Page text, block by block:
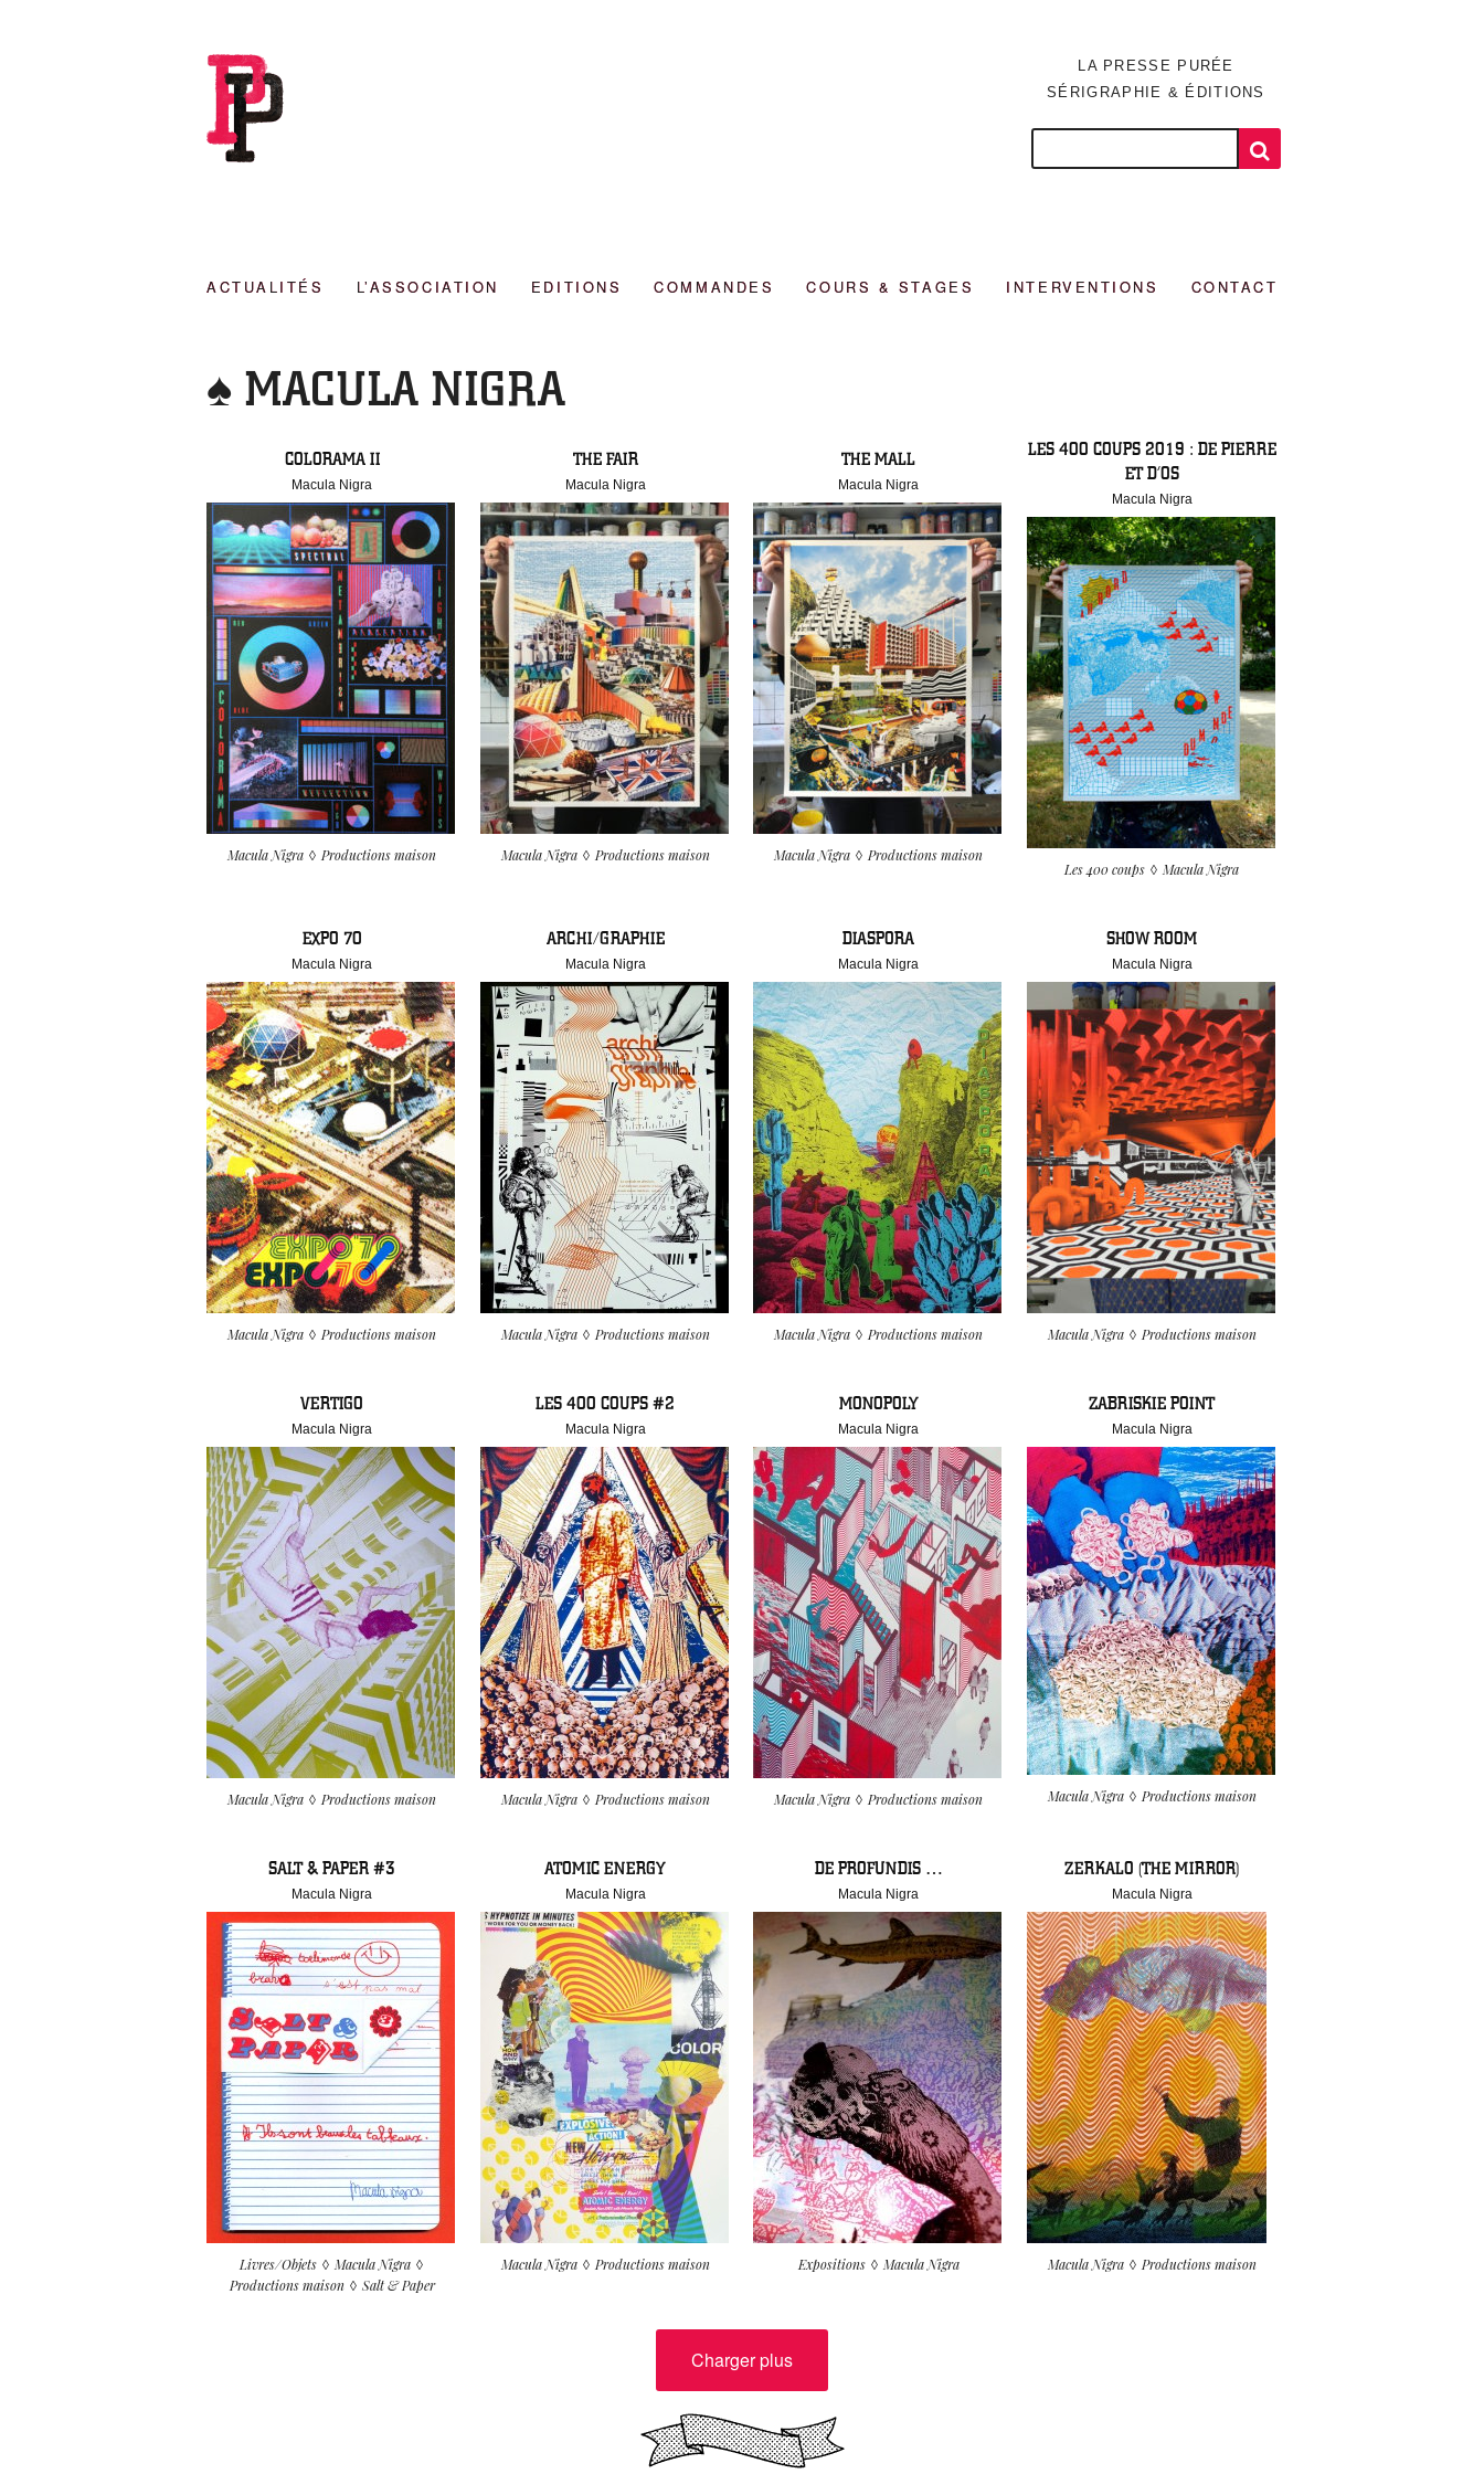
LA PRESSE PURÉE
SÉRIGRAPHIE & ÉDITIONS
ACTUALITÉS L’ASSOCIATION EDITIONS COMMANDES COURS & STAGES INTERVENTIONS CONTACT
♠ MACULA NIGRA
COLORAMA II
Macula Nigra
Macula Nigra Productions maison
THE FAIR
Macula Nigra
Macula Nigra Productions maison
THE MALL
Macula Nigra
Macula Nigra Productions maison
LES 400 COUPS 2019 : DE PIERRE
ET D’OS
Macula Nigra
Les 400 coups Macula Nigra
EXPO 70
Macula Nigra
Macula Nigra Productions maison
ARCHI/GRAPHIE
Macula Nigra
Macula Nigra Productions maison
DIASPORA
Macula Nigra
Macula Nigra Productions maison
SHOW ROOM
Macula Nigra
Macula Nigra Productions maison
VERTIGO
Macula Nigra
Macula Nigra Productions maison
LES 400 COUPS #2
Macula Nigra
Macula Nigra Productions maison
MONOPOLY
Macula Nigra
Macula Nigra Productions maison
ZABRISKIE POINT
Macula Nigra
Macula Nigra Productions maison
SALT & PAPER #3
Macula Nigra
Livres/Objets
Macula Nigra
Productions maison
Salt & Paper
ATOMIC ENERGY
Macula Nigra
Macula Nigra Productions maison
DE PROFUNDIS …
Macula Nigra
Expositions Macula Nigra
ZERKALO (THE MIRROR)
Macula Nigra
Macula Nigra Productions maison
Charger plus